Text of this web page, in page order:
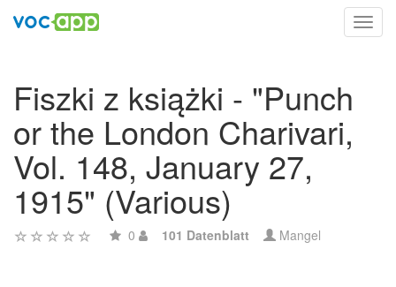
Fiszki z książki - "Punch
or the London Charivari,
Vol. 148, January 27,
1915" (Various)
0 101 Datenblatt Mangel